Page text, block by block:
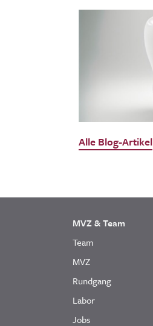
Alle Blog-Artikel
MVZ & Team
Team
MVZ
Rundgang
Labor
Jobs